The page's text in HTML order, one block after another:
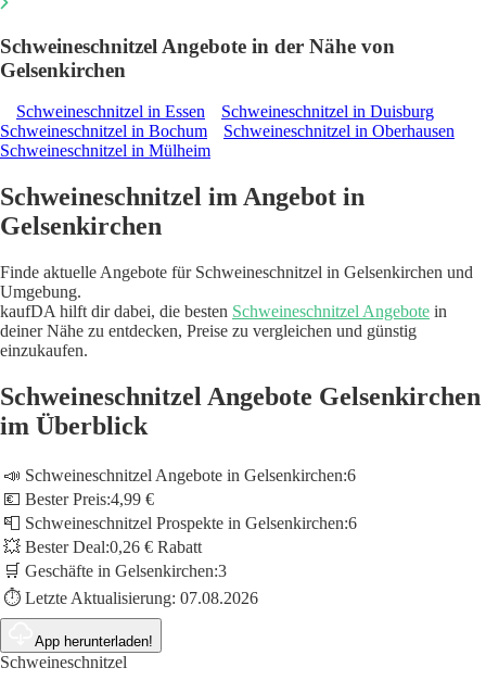
Schweineschnitzel Angebote in der Nähe von
Gelsenkirchen
Schweineschnitzel in Essen
Schweineschnitzel in Duisburg
Schweineschnitzel in Bochum
Schweineschnitzel in Oberhausen
Schweineschnitzel in Mülheim
Schweineschnitzel im Angebot in
Gelsenkirchen
Finde aktuelle Angebote für Schweineschnitzel in Gelsenkirchen und
Umgebung.
kaufDA hilft dir dabei, die besten Schweineschnitzel Angebote in
deiner Nähe zu entdecken, Preise zu vergleichen und günstig
einzukaufen.
Schweineschnitzel Angebote Gelsenkirchen
im Überblick
📣 Schweineschnitzel Angebote in Gelsenkirchen:6
💶 Bester Preis:4,99 €
📮 Schweineschnitzel Prospekte in Gelsenkirchen:6
💥 Bester Deal:0,26 € Rabatt
🛒 Geschäfte in Gelsenkirchen:3
⏱️ Letzte Aktualisierung: 07.08.2026
App herunterladen!
Schweineschnitzel